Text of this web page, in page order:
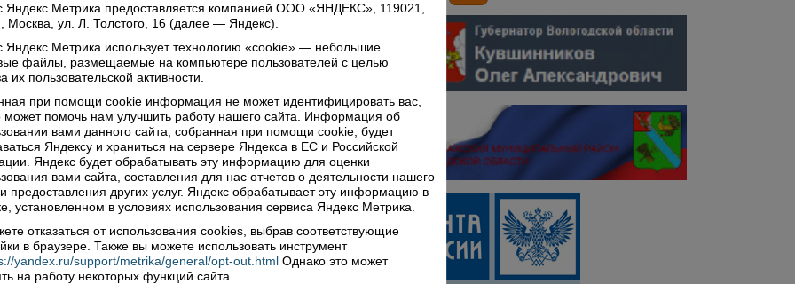
(0)
комментарий
Яндекс Метрика предоставляется компанией ООО «ЯНДЕКС», 119021,
Москва, ул. Л. Толстого, 16 (далее — Яндекс).
Яндекс Метрика использует технологию «cookie» — небольшие
файлы, размещаемые на компьютере пользователей с целью
их пользовательской активности.
при помощи cookie информация не может идентифицировать вас,
может помочь нам улучшить работу нашего сайта. Информация об
вами данного сайта, собранная при помощи cookie, будет
Яндексу и храниться на сервере Яндекса в ЕС и Российской
Яндекс будет обрабатывать эту информацию для оценки
вами сайта, составления для нас отчетов о деятельности нашего
предоставления других услуг. Яндекс обрабатывает эту информацию в
установленном в условиях использования сервиса Яндекс Метрика.
отказаться от использования cookies, выбрав соответствующие
в браузере. Также вы можете использовать инструмент
yandex.ru/support/metrika/general/opt-out.html Однако это может
на работу некоторых функций сайта.